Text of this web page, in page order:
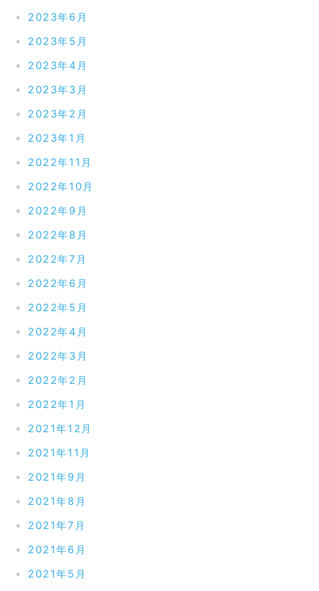
2023年6月
2023年5月
2023年4月
2023年3月
2023年2月
2023年1月
2022年11月
2022年10月
2022年9月
2022年8月
2022年7月
2022年6月
2022年5月
2022年4月
2022年3月
2022年2月
2022年1月
2021年12月
2021年11月
2021年9月
2021年8月
2021年7月
2021年6月
2021年5月